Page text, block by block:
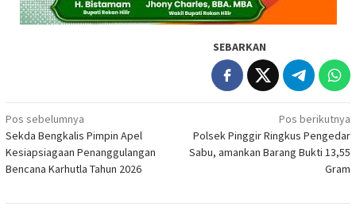
SEBARKAN
Navigasi
pos
Pos sebelumnya
Sekda Bengkalis Pimpin Apel
Kesiapsiagaan Penanggulangan
Bencana Karhutla Tahun 2026
Pos berikutnya
Polsek Pinggir Ringkus Pengedar
Sabu, amankan Barang Bukti 13,55
Gram